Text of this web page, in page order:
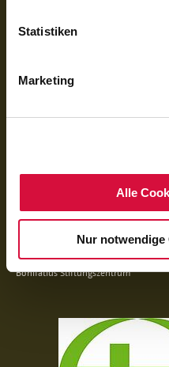
Statistiken
Marketing
Alle
Nur notwendige
Erstkommunion
Antragstellung
Bonifatius Stiftungszentrum